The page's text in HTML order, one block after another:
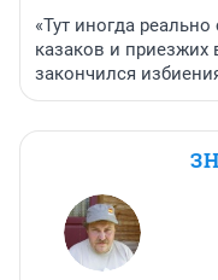
«Тут иногда
казаков и приезжих
закончился